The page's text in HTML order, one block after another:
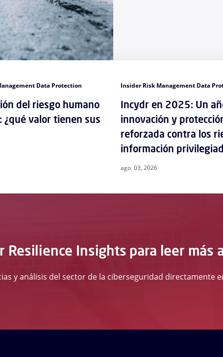
Data Protection
del riesgo humano
¿qué valor tienen sus
Insider Risk Management Data
ago. 03, 2026
Incydr en 2025: Un
innovación y
reforzada contra los
información
Resilience Insights para leer más
y análisis del sector de la ciberseguridad directamente